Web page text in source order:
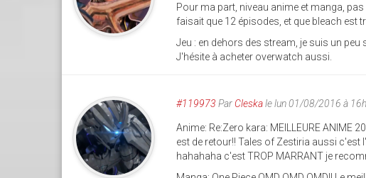
Pour ma part, niveau anime et manga,
faisait que 12 épisodes, et que bleach est
Jeu : en dehors des stream, je suis un
J'hésite à acheter overwatch aussi.
#119973 Par Cleskale lun 01/08/2016 à
Anime: Re:Zero kara: MEILLEURE ANIME
est de retour!! Tales of Zestiria aussi
hahahaha c'est TROP MARRANT je